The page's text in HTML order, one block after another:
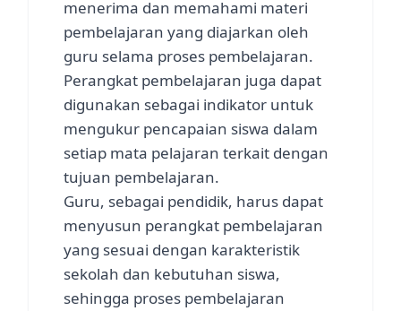
menerima dan memahami materi
pembelajaran yang diajarkan oleh
guru selama proses pembelajaran.
Perangkat pembelajaran juga dapat
digunakan sebagai indikator untuk
mengukur pencapaian siswa dalam
setiap mata pelajaran terkait dengan
tujuan pembelajaran.
Guru, sebagai pendidik, harus dapat
menyusun perangkat pembelajaran
yang sesuai dengan karakteristik
sekolah dan kebutuhan siswa,
sehingga proses pembelajaran